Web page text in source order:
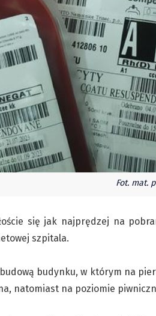
Fot. mat.
się jak najprędzej na
szpitala.
budynku, w którym na
natomiast na poziomie